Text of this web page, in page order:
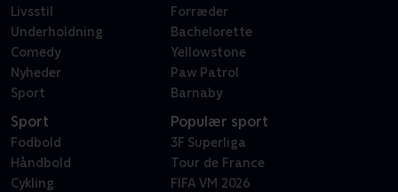
Livsstil
Underholdning
Comedy
Nyheder
Sport
Forræder
Bachelorette
Yellowstone
Paw Patrol
Barnaby
Sport
Fodbold
Håndbold
Cykling
Populær sport
3F Superliga
Tour de France
FIFA VM 2026